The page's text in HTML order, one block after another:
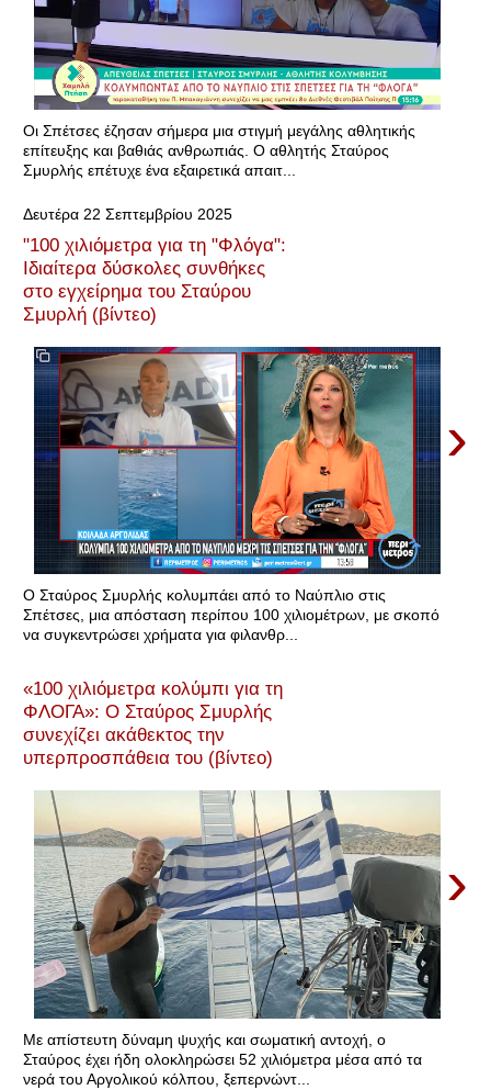
Οι Σπέτσες έζησαν σήμερα μια στιγμή μεγάλης αθλητικής
επίτευξης και βαθιάς ανθρωπιάς. Ο αθλητής Σταύρος
Σμυρλής επέτυχε ένα εξαιρετικά απαιτ...
Δευτέρα 22 Σεπτεμβρίου 2025
"100 χιλιόμετρα για τη "Φλόγα":
Ιδιαίτερα δύσκολες συνθήκες
στο εγχείρημα του Σταύρου
Σμυρλή (βίντεο)
›
Ο Σταύρος Σμυρλής κολυμπάει από το Ναύπλιο στις
Σπέτσες, μια απόσταση περίπου 100 χιλιομέτρων, με σκοπό
να συγκεντρώσει χρήματα για φιλανθρ...
«100 χιλιόμετρα κολύμπι για τη
ΦΛΟΓΑ»: Ο Σταύρος Σμυρλής
συνεχίζει ακάθεκτος την
υπερπροσπάθεια του (βίντεο)
›
Με απίστευτη δύναμη ψυχής και σωματική αντοχή, ο
Σταύρος έχει ήδη ολοκληρώσει 52 χιλιόμετρα μέσα από τα
νερά του Αργολικού κόλπου, ξεπερνώντ...